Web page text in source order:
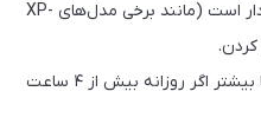
دکمه‌ها را بررسی کنید. اگر قلم باتری‌دار است (مانند برخی مدل‌های XP-
حداقل هفته‌ای یک بار، یا بیشتر اگر روزانه بیش از ۴ ساعت